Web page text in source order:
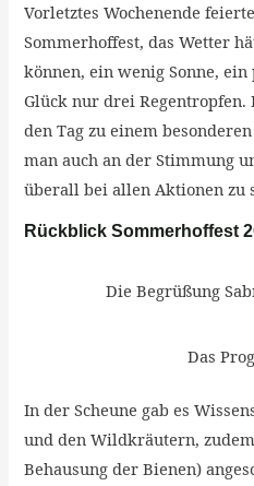
Vorletztes Wochenende
Sommerhoffest, das Wetter
können, ein wenig Sonne,
Glück nur drei Regentropfen.
den Tag zu einem
man auch an der Stimmung
überall bei allen Aktionen zu
Rückblick Sommerhoffest
Die Begrüßung
Das
In der Scheune gab es
und den Wildkräutern,
Behausung der Bienen)